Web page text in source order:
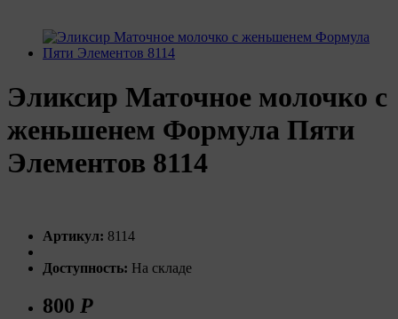
Эликсир Маточное молочко с
женьшенем Формула Пяти
Элементов 8114
Артикул: 8114
Доступность: На складе
800 Р